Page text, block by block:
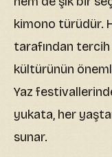
kimono türüdür.
tarafından tercih
kültürünün
Yaz
yukata, her
sunar.